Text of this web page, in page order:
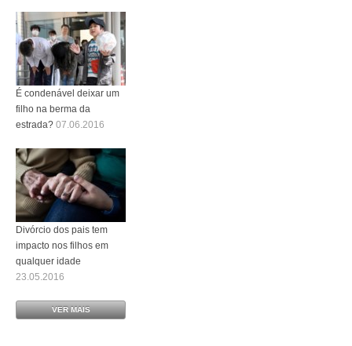
É condenável deixar um
filho na berma da
estrada? 07.06.2016
Divórcio dos pais tem
impacto nos filhos em
qualquer idade
23.05.2016
VER MAIS